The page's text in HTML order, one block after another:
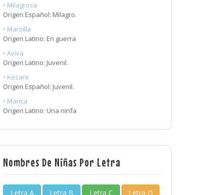
• Milagrosa
Origen Español: Milagro.
• Marsilla
Origen Latino: En guerra
• Aviva
Origen Latino: Juvenil.
• Kesare
Origen Español: Juvenil.
• Marica
Origen Latino: Una ninfa
Nombres De Niñas Por Letra
Letra A Letra B Letra C
Letra D